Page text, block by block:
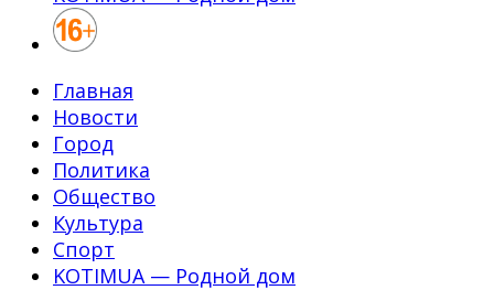
Главная
Новости
Город
Политика
Общество
Культура
Спорт
KOTIMUA — Родной дом